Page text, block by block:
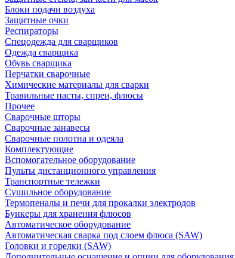
Блоки подачи воздуха
Защитные очки
Респираторы
Спецодежда для сварщиков
Одежда сварщика
Обувь сварщика
Перчатки сварочные
Химические материалы для сварки
Травильные пасты, спреи, флюсы
Прочее
Сварочные шторы
Сварочные занавесы
Сварочные полотна и одеяла
Комплектующие
Вспомогательное оборудование
Пульты дистанционного управления
Транспортные тележки
Сушильное оборудование
Термопеналы и печи для прокалки электродов
Бункеры для хранения флюсов
Автоматическое оборудование
Автоматическая сварка под слоем флюса (SAW)
Головки и горелки (SAW)